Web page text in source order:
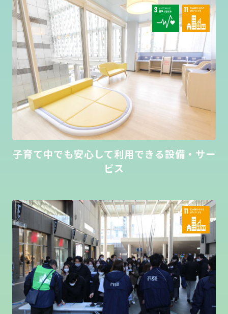
子育て中でも安心して利用できる設備・サー
ビス